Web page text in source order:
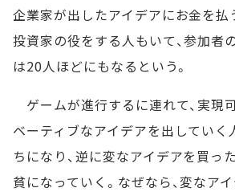
企業家が出したアイデアにお金を払
投資家の役をする人もいて、参加者
は20人ほどにもなるという。
ゲームが進行するに連れて、実現
ベーティブなアイデアを出していく
ちになり、逆に変なアイデアを買っ
貧になっていく。なぜなら、変なア